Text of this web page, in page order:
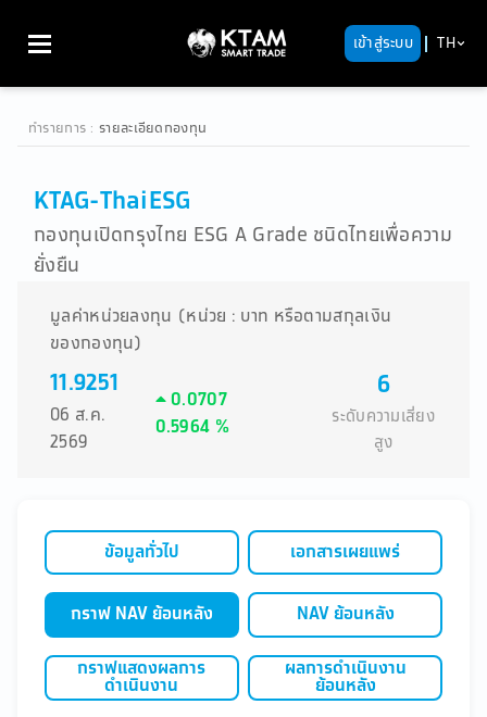
เข้าสู่ระบบ TH
ทำรายการ : รายละเอียดกองทุน
KTAG-ThaiESG
กองทุนเปิดกรุงไทย ESG A Grade ชนิดไทยเพื่อความ
ยั่งยืน
มูลค่าหน่วยลงทุน (หน่วย : บาท หรือตามสกุลเงิน
ของกองทุน)
11.9251
06 ส.ค.
2569
0.0707
0.5964 %
6
ระดับความเสี่ยง
สูง
ข้อมูลทั่วไป เอกสารเผยแพร่
กราฟ NAV ย้อนหลัง NAV ย้อนหลัง
กราฟแสดงผลการ
ดำเนินงาน
ผลการดำเนินงาน
ย้อนหลัง